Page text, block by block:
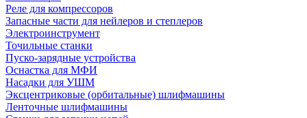
Реле для компрессоров
Запасные части для нейлеров и степлеров
Электроинструмент
Точильные станки
Пуско-зарядные устройства
Оснастка для МФИ
Насадки для УШМ
Эксцентриковые (орбитальные) шлифмашины
Ленточные шлифмашины